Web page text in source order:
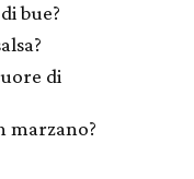
bue?
di
marzano?